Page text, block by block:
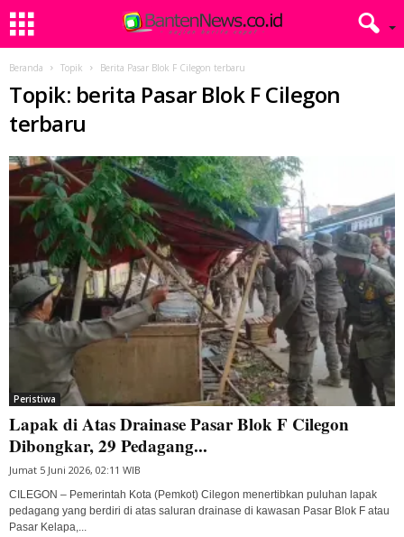
Beranda Topik Berita Pasar Blok F Cilegon terbaru
Topik: berita Pasar Blok F Cilegon
terbaru
Peristiwa
Lapak di Atas Drainase Pasar Blok F Cilegon
Dibongkar, 29 Pedagang...
Jumat 5 Juni 2026, 02:11 WIB
CILEGON – Pemerintah Kota (Pemkot) Cilegon menertibkan puluhan lapak
pedagang yang berdiri di atas saluran drainase di kawasan Pasar Blok F atau
Pasar Kelapa,...